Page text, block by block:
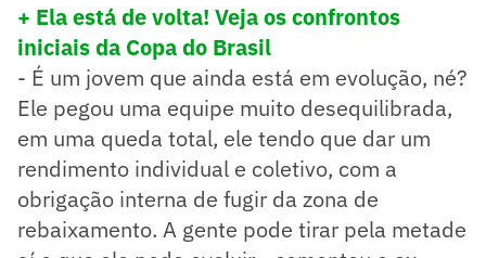
+ Ela está de volta! Veja os confrontos
iniciais da Copa do Brasil
- É um jovem que ainda está em evolução, né?
Ele pegou uma equipe muito desequilibrada,
em uma queda total, ele tendo que dar um
rendimento individual e coletivo, com a
obrigação interna de fugir da zona de
rebaixamento. A gente pode tirar pela metade